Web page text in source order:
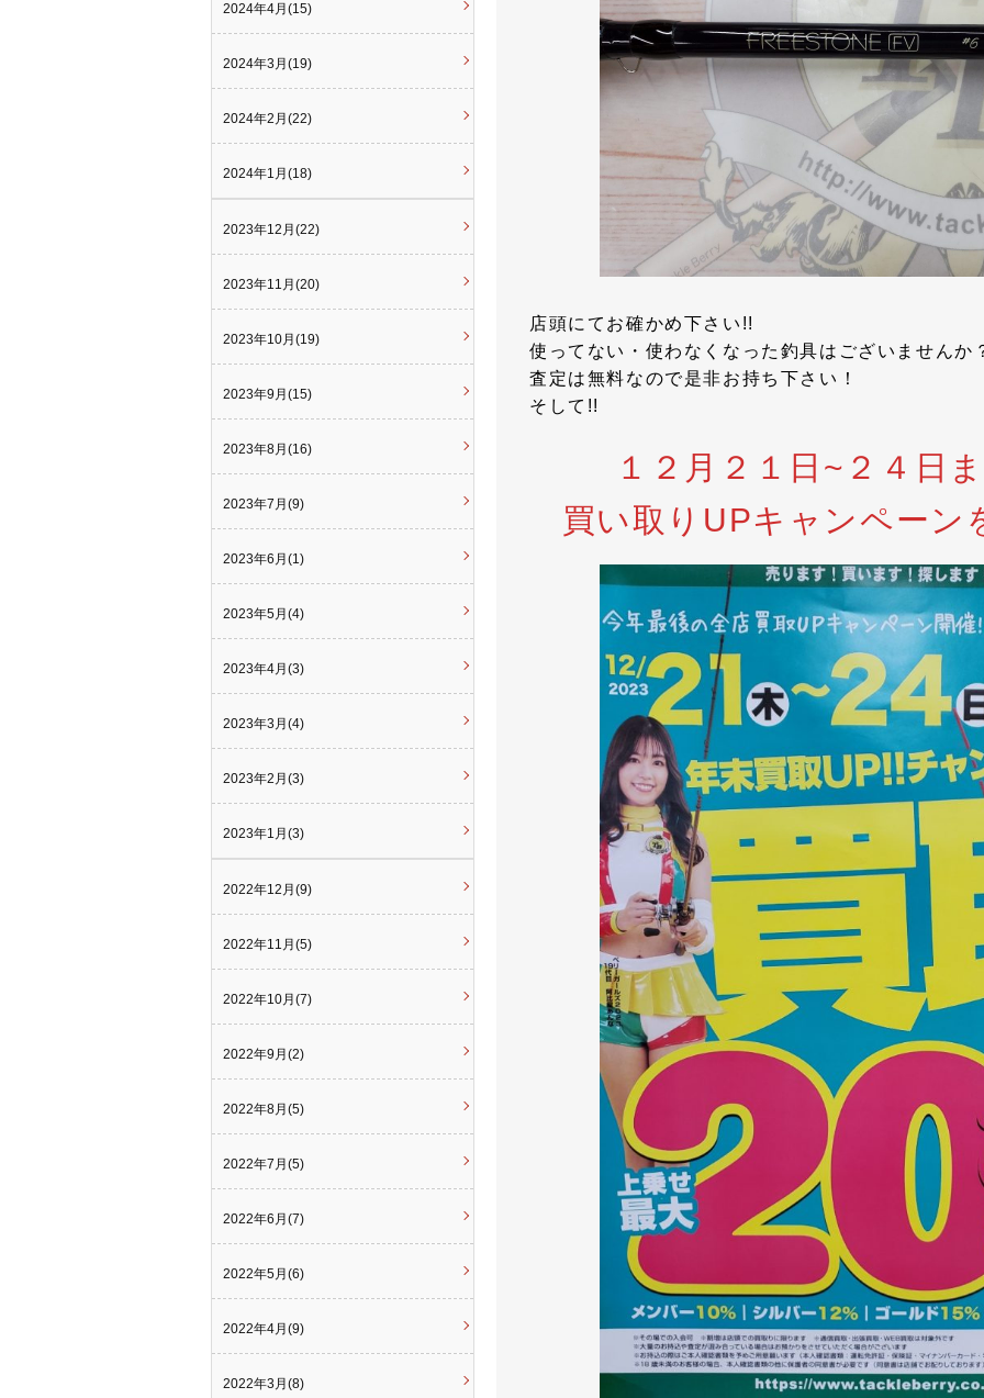
店頭にてお確かめ下さい!!
使ってない・使わなくなった釣具はございませんか
査定は無料なので是非お持ち下さい！
そして!!
１２月２１日~２４日
買い取りUPキャンペーン
2024年4月(15)
2024年3月(19)
2024年2月(22)
2024年1月(18)
2023年12月(22)
2023年11月(20)
2023年10月(19)
2023年9月(15)
2023年8月(16)
2023年7月(9)
2023年6月(1)
2023年5月(4)
2023年4月(3)
2023年3月(4)
2023年2月(3)
2023年1月(3)
2022年12月(9)
2022年11月(5)
2022年10月(7)
2022年9月(2)
2022年8月(5)
2022年7月(5)
2022年6月(7)
2022年5月(6)
2022年4月(9)
2022年3月(8)